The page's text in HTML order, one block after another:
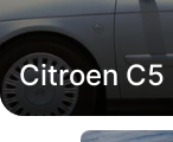
Citroen C5